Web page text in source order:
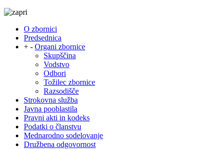
O zbornici
Predsednica
+ - Organi zbornice
Skupščina
Vodstvo
Odbori
Tožilec zbornice
Razsodišče
Strokovna služba
Javna pooblastila
Pravni akti in kodeks
Podatki o članstvu
Mednarodno sodelovanje
Družbena odgovornost